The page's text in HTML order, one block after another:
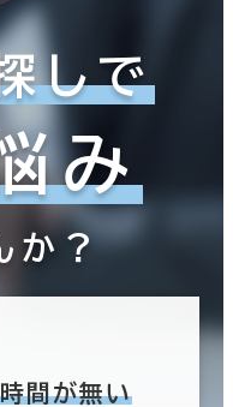
しで
み
か？
間が無い